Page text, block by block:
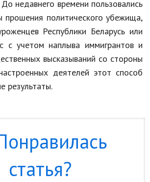
недавнего времени пользовались
прошения политического убежища,
Республики Беларусь или
с учетом наплыва иммигрантов и
высказываний со стороны
деятелей этот способ
результаты.
статья?